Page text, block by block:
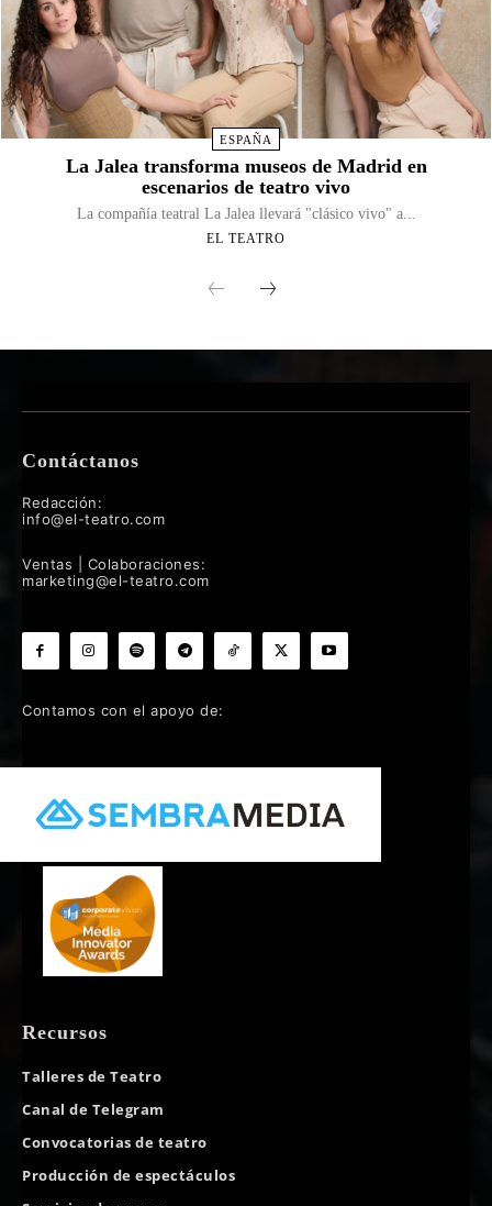
ESPAÑA
La Jalea transforma museos de Madrid en
escenarios de teatro vivo
La compañía teatral La Jalea llevará "clásico vivo" a...
EL TEATRO
Contáctanos
Redacción:
info@el-teatro.com
Ventas | Colaboraciones:
marketing@el-teatro.com
Contamos con el apoyo de:
Recursos
Talleres de Teatro
Canal de Telegram
Convocatorias de teatro
Producción de espectáculos